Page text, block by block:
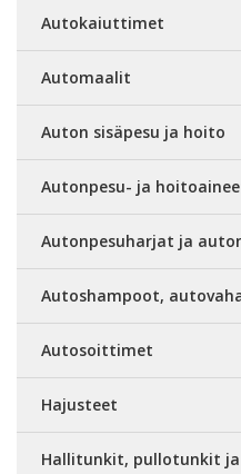
Autokaiuttimet
Automaalit
Auton sisäpesu ja hoito
Autonpesu- ja
Autonpesuharjat ja
Autoshampoot,
Autosoittimet
Hajusteet
Hallitunkit, pullotunkit